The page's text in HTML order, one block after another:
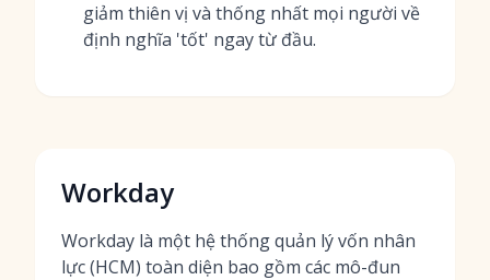
giảm thiên vị và thống nhất mọi người về
định nghĩa 'tốt' ngay từ đầu.
Workday
Workday là một hệ thống quản lý vốn nhân
lực (HCM) toàn diện bao gồm các mô-đun